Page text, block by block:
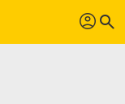
profil search